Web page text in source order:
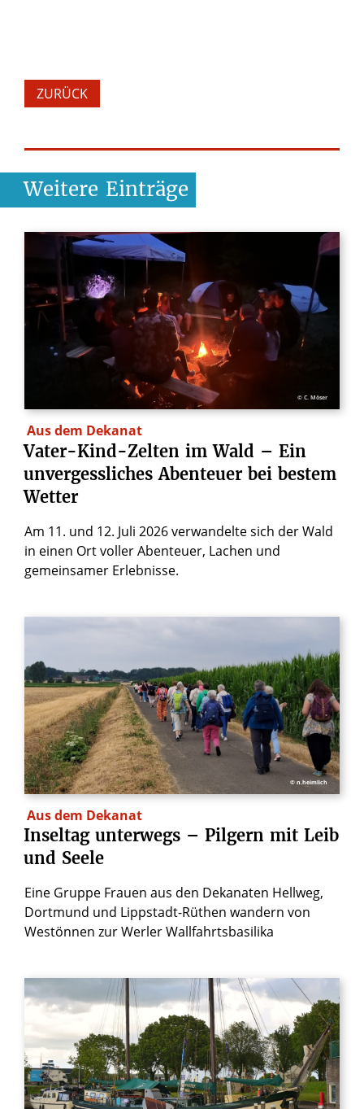
ZURÜCK
Weitere Einträge
© C. Möser
Aus dem Dekanat
Vater-Kind-Zelten im Wald – Ein
unvergessliches Abenteuer bei bestem
Wetter
Am 11. und 12. Juli 2026 verwandelte sich der Wald
in einen Ort voller Abenteuer, Lachen und
gemeinsamer Erlebnisse.
© n.heimlich
Aus dem Dekanat
Inseltag unterwegs – Pilgern mit Leib
und Seele
Eine Gruppe Frauen aus den Dekanaten Hellweg,
Dortmund und Lippstadt-Rüthen wandern von
Westönnen zur Werler Wallfahrtsbasilika